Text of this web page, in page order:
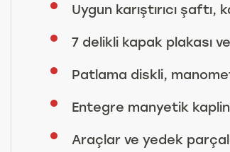
Uygun karıştırıcı şaftı,
7 delikli kapak plakası
Patlama diskli,
Entegre manyetik
Araçlar ve yedek